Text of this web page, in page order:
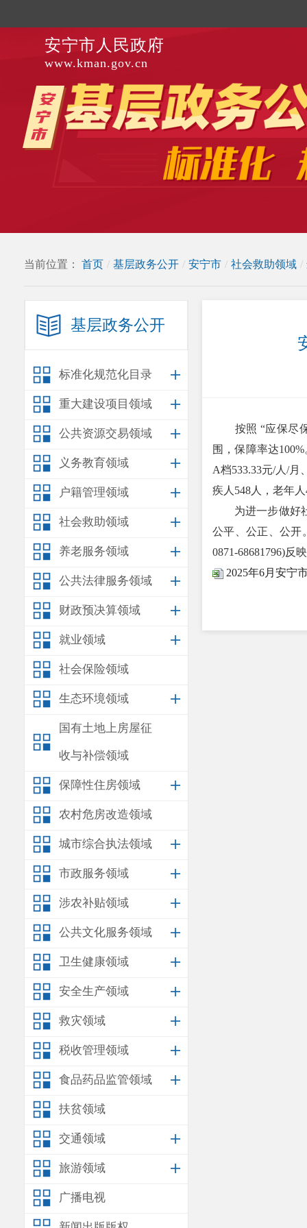
安宁市人民政府
www.kman.gov.cn
当前位置： 首页 / 基层政务公开 / 安宁市 / 社会救助领域 /
基层政务公开
标准化规范化目录
重大建设项目领域
公共资源交易领域
义务教育领域
户籍管理领域
社会救助领域
养老服务领域
公共法律服务领域
财政预决算领域
就业领域
社会保险领域
生态环境领域
国有土地上房屋征
收与补偿领域
保障性住房领域
农村危房改造领域
城市综合执法领域
市政服务领域
涉农补贴领域
公共文化服务领域
卫生健康领域
安全生产领域
救灾领域
税收管理领域
食品药品监管领域
扶贫领域
交通领域
旅游领域
广播电视
按照 “应保尽保
围，保障率达
A档533.33元/人/月
疾人548人，老年
为进一步做好社
公平、公正、公开
0871-68681796)反
2025年6月安宁